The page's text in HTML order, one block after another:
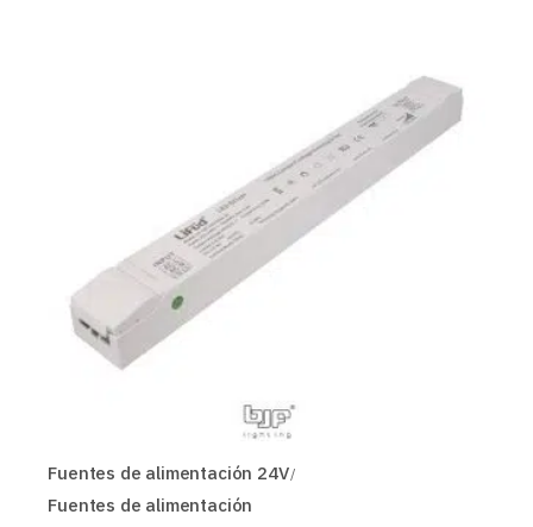
Fuentes de alimentación 24V
Fuentes de alimentación